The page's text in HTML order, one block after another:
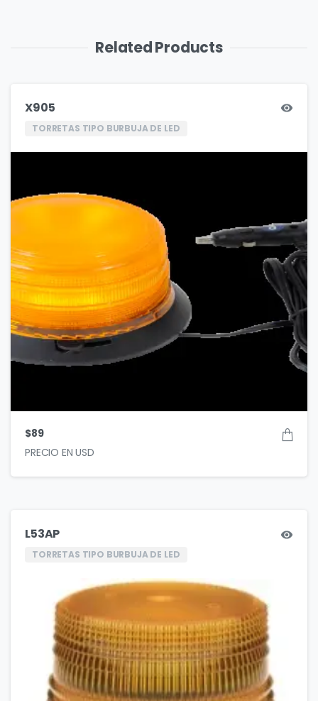
Related Products
X905
TORRETAS TIPO BURBUJA DE LED
$89
L53AP
TORRETAS TIPO BURBUJA DE LED